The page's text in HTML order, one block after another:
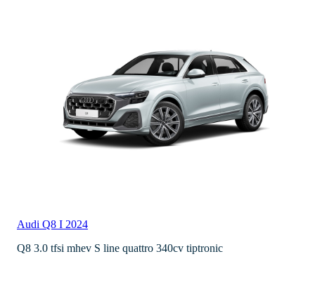
Audi Q8 I 2024
Q8 3.0 tfsi mhev S line quattro 340cv tiptronic